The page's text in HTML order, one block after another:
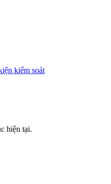
kiểm soát
hiện tại.